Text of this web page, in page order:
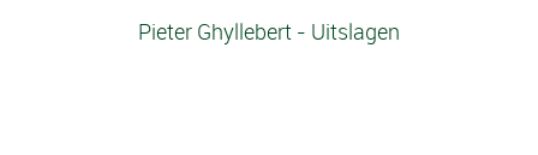
Pieter Ghyllebert - Uitslagen